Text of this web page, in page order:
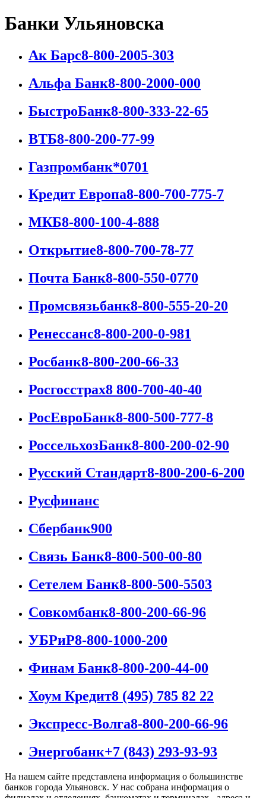
Банки Ульяновска
Ак Барс8-800-2005-303
Альфа Банк8-800-2000-000
БыстроБанк8-800-333-22-65
ВТБ8-800-200-77-99
Газпромбанк*0701
Кредит Европа8-800-700-775-7
МКБ8-800-100-4-888
Открытие8-800-700-78-77
Почта Банк8-800-550-0770
Промсвязьбанк8-800-555-20-20
Ренессанс8-800-200-0-981
Росбанк8-800-200-66-33
Росгосстрах8 800-700-40-40
РосЕвроБанк8-800-500-777-8
РоссельхозБанк8-800-200-02-90
Русский Стандарт8-800-200-6-200
Русфинанс
Сбербанк900
Связь Банк8-800-500-00-80
Сетелем Банк8-800-500-5503
Совкомбанк8-800-200-66-96
УБРиР8-800-1000-200
Финам Банк8-800-200-44-00
Хоум Кредит8 (495) 785 82 22
Экспресс-Волга8-800-200-66-96
Энергобанк+7 (843) 293-93-93
На нашем сайте представлена информация о большинстве
банков города Ульяновск. У нас собрана информация о